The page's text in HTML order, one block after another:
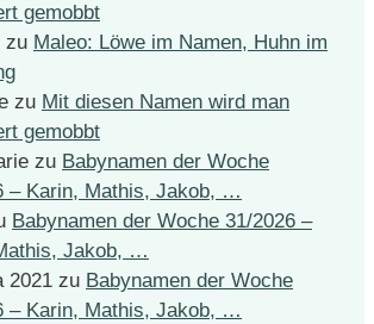
gemobbt
zu Maleo: Löwe im Namen, Huhn im
zu Mit diesen Namen wird man
gemobbt
zu Babynamen der Woche
– Karin, Mathis, Jakob, …
Babynamen der Woche 31/2026 –
Jakob, …
2021 zu Babynamen der Woche
– Karin, Mathis, Jakob, …